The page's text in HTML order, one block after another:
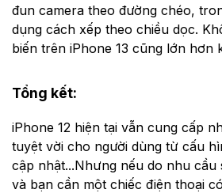
đun camera theo đường chéo,
dụng cách xếp theo chiều dọc.
biến trên iPhone 13 cũng lớn hơn
Tổng kết:
iPhone 12 hiện tại vẫn cung cấp
tuyệt vời cho người dùng từ cấu
cập nhật...Nhưng nếu do nhu cầu
và bạn cần một chiếc điện thoại